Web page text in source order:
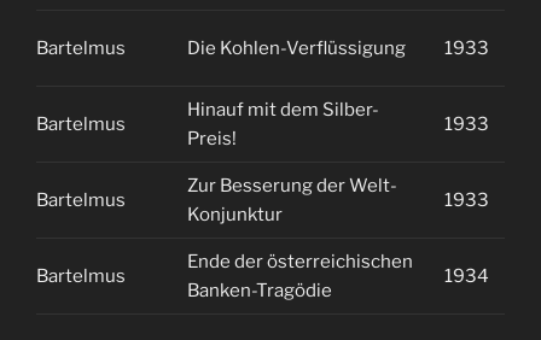
Bartelmus Die Kohlen-Verflüssigung 1933
Bartelmus
Hinauf mit dem Silber-
Preis!
1933
Bartelmus
Zur Besserung der Welt-
Konjunktur
1933
Bartelmus
Ende der österreichischen
Banken-Tragödie
1934